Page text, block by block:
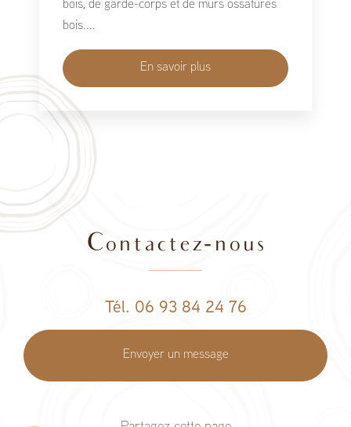
bois, de garde-corps et de murs ossatures
bois....
En savoir plus
Contactez-nous
Tél. 06 93 84 24 76
Envoyer un message